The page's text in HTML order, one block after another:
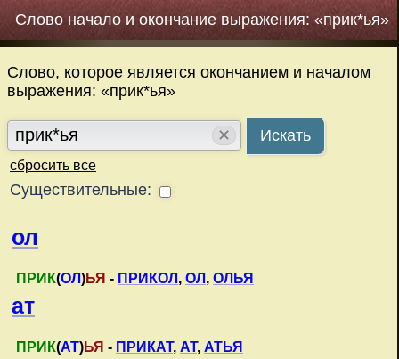
Слово начало и окончание выражения: «прик*ья»
Слово, которое является окончанием и началом
выражения: «прик*ья»
✕ Искать
сбросить все
Существительные:
ол
ПРИК(ОЛ)ЬЯ - ПРИКОЛ , ОЛ , ОЛЬЯ
ат
ПРИК(АТ)ЬЯ - ПРИКАТ, АТ, АТЬЯ